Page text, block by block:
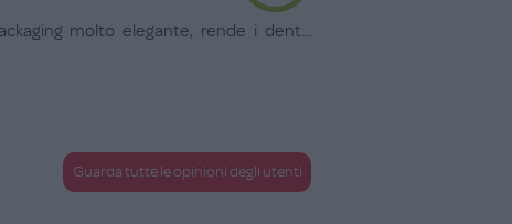
molto elegante, rende i dent...
Guarda tutte le opinioni degli utenti